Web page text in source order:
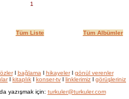
1
Tüm Liste Tüm Albümler
l bağlama l hikayelerl gönül verenler
l kitaplık l konser-tv l linklerimiz l görüşleriniz
yazışmak için: turkuler@turkuler.com